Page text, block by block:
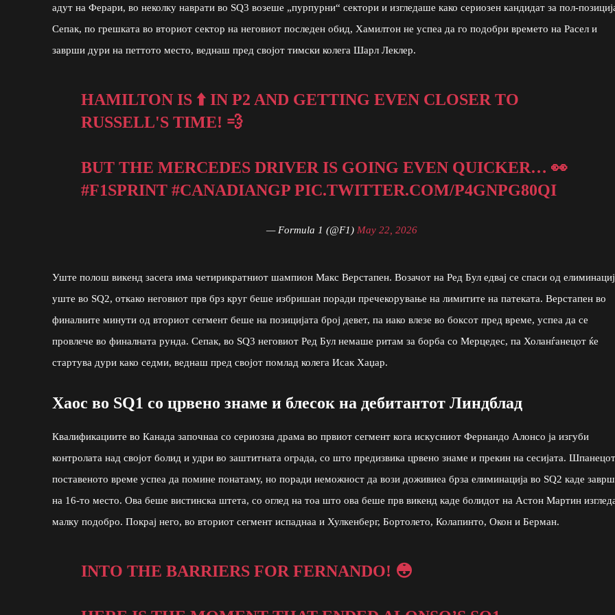
адут на Ферари, во неколку наврати во SQ3 возеше „пурпурни“ сектори и изгледаше како сериозен кандидат за пол-
Сепак, по грешката во вториот сектор на неговиот последен обид, Хамилтон не успеа да го подобри времето на Расел и
заврши дури на петтото место, веднаш пред својот тимски колега Шарл Леклер.
HAMILTON IS ⬆️ IN P2 AND GETTING EVEN CLOSER TO
RUSSELL'S TIME! 💨
BUT THE MERCEDES DRIVER IS GOING EVEN QUICKER… 👀
#F1SPRINT #CANADIANGP PIC.TWITTER.COM/P4GNPG80QI
— Formula 1 (@F1) May 22, 2026
Уште полош викенд засега има четирикратниот шампион Макс Верстапен. Возачот на Ред Бул едвај се спаси од
уште во SQ2, откако неговиот прв брз круг беше избришан поради пречекорување на лимитите на патеката. Верстапен во
финалните минути од вториот сегмент беше на позицијата број девет, па иако влезе во боксот пред време, успеа да се
провлече во финалната рунда. Сепак, во SQ3 неговиот Ред Бул немаше ритам за борба со Мерцедес, па Холанѓанецот ќе
стартува дури како седми, веднаш пред својот помлад колега Исак Хаџар.
Хаос во SQ1 со црвено знаме и блесок на дебитантот Линдблад
Квалификациите во Канада започнаа со сериозна драма во првиот сегмент кога искусниот Фернандо Алонсо ја изгуби
контролата над својот болид и удри во заштитната ограда, со што предизвика црвено знаме и прекин на сесијата.
поставеното време успеа да помине понатаму, но поради неможност да вози доживиеа брза елиминација во SQ2 каде
на 16-то место. Ова беше вистинска штета, со оглед на тоа што ова беше прв викенд каде болидот на Астон Мартин
малку подобро. Покрај него, во вториот сегмент испаднаа и Хулкенберг, Бортолето, Колапинто, Окон и Берман.
INTO THE BARRIERS FOR FERNANDO! 😳